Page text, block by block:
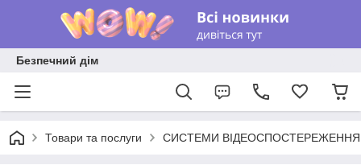
Безпечний дім
Товари та послуги СИСТЕМИ ВІДЕОСПОСТЕРЕЖЕННЯ